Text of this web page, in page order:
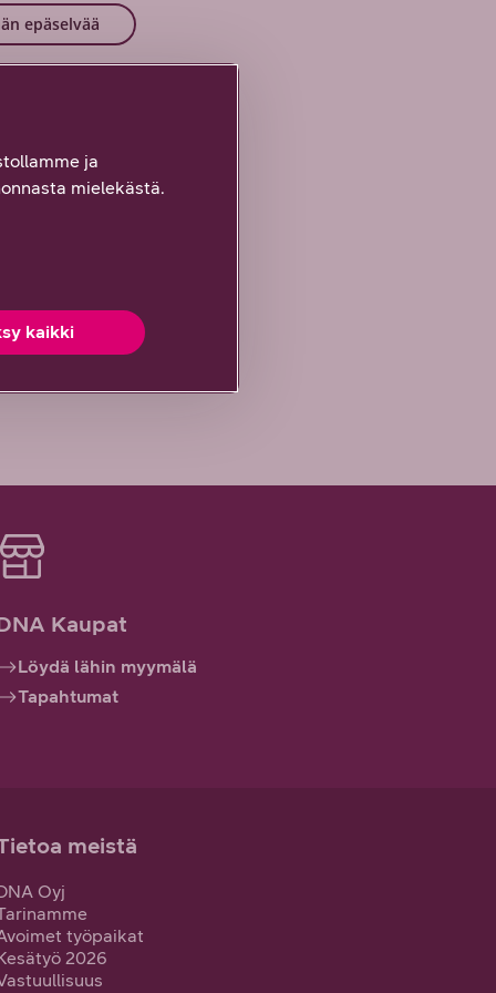
epäselvää
Kaupat
Löydä lähin myymälä
Tapahtumat
meistä
Oyj
työpaikat
2026
ja
mielekästä.
kaikki